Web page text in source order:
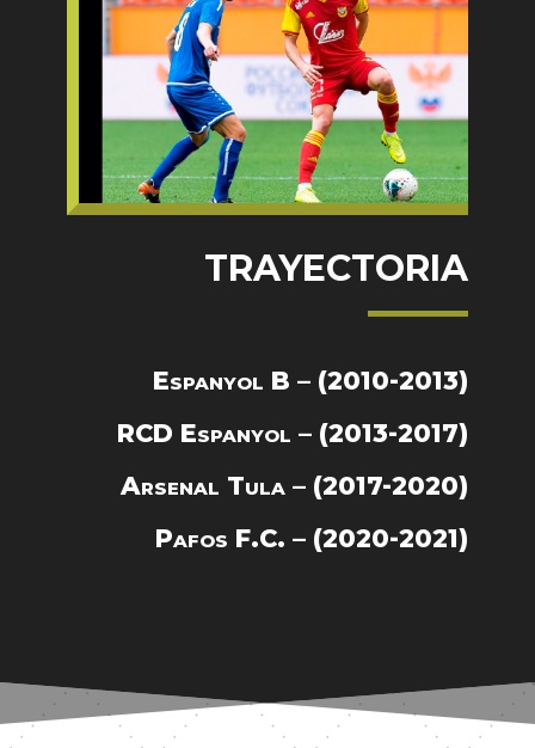
TRAYECTORIA
Espanyol B – (2010-2013)
RCD Espanyol – (2013-2017)
Arsenal Tula – (2017-2020)
Pafos F.C. – (2020-2021)